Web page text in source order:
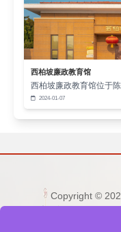
从教育的角度
思想教育，能够丰
想教育往往侧重于
染力。而西柏坡红
的英雄事迹，这些
织青年参观西柏坡
地感受红色文化的
积极性和主动性，
西柏坡廉政教育馆
西柏坡廉政教育馆位于
2024-01-07
Copyright ©